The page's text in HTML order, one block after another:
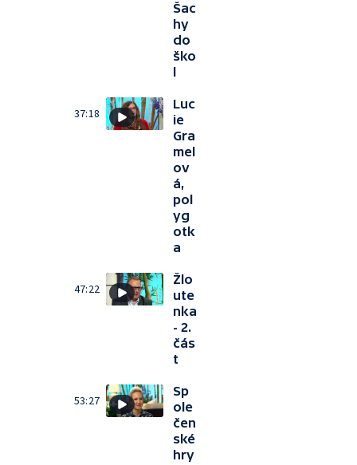
Šac
hy
do
ško
l
37:18
Luc
ie
Gra
mel
ov
á,
pol
yg
otk
a
47:22
Žlo
ute
nka
- 2.
čás
t
53:27
Sp
ole
čen
ské
hry